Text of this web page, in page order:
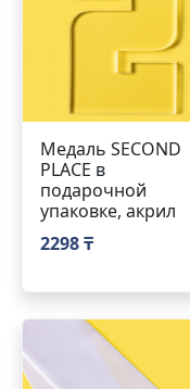
Медаль SECOND
PLACE в
подарочной
упаковке, акрил
2298 ₸